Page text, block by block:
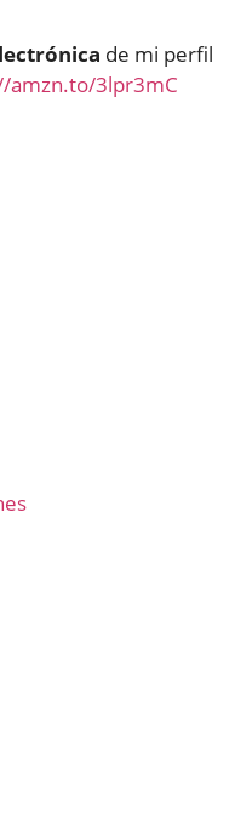
de mi perfil
amzn.to/3lpr3mC